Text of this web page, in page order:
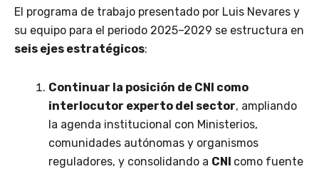
El programa de trabajo presentado por Luis Nevares y
su equipo para el periodo 2025–2029 se estructura en
seis ejes estratégicos:
Continuar la posición de CNI como
interlocutor experto del sector, ampliando
la agenda institucional con Ministerios,
comunidades autónomas y organismos
reguladores, y consolidando a CNI como fuente